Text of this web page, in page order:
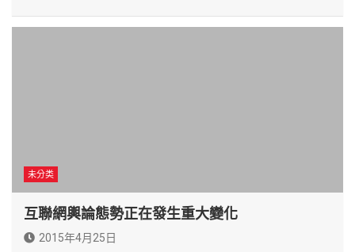
未分类
互聯網輿論態勢正在發生重大變化
2015年4月25日